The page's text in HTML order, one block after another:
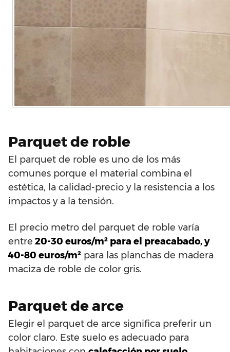
Parquet de roble
El parquet de roble es uno de los más
comunes porque el material combina el
estética, la calidad-precio y la resistencia a los
impactos y a la tensión.
El precio metro del parquet de roble varía
entre 20-30 euros/m² para el preacabado, y
40-80 euros/m² para las planchas de madera
maciza de roble de color gris.
Parquet de arce
Elegir el parquet de arce significa preferir un
color claro. Este suelo es adecuado para